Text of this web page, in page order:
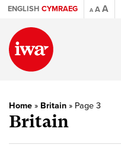
ENGLISH CYMRAEG A AA
Home » Britain » Page 3
Britain